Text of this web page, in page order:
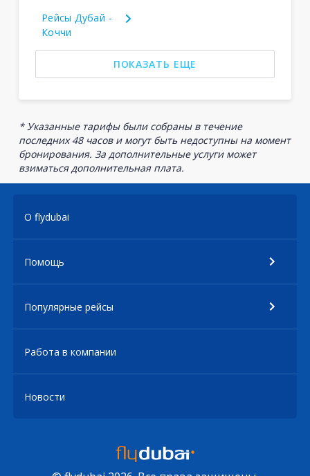
Рейсы Дубай -
Коччи
ПОКАЗАТЬ ЕЩЕ
* Указанные тарифы были собраны в течение
последних 48 часов и могут быть недоступны на момент
бронирования. За дополнительные услуги может
взиматься дополнительная плата.
О flydubai
Помощь
Популярные рейсы
Работа в компании
Новости